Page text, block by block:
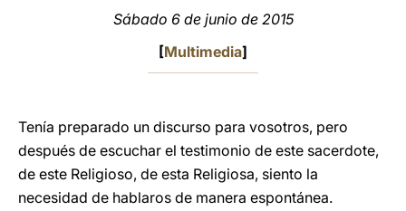
Sábado 6 de junio de 2015
[Multimedia]
Tenía preparado un discurso para vosotros, pero
después de escuchar el testimonio de este sacerdote,
de este Religioso, de esta Religiosa, siento la
necesidad de hablaros de manera espontánea.